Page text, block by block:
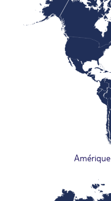
Amérique